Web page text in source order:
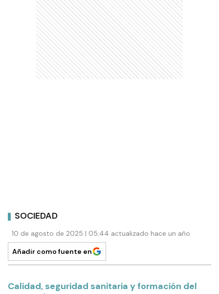
SOCIEDAD
10 de agosto de 2025 | 05:44 actualizado hace un año
Añadir como fuente en
Calidad, seguridad sanitaria y formación del